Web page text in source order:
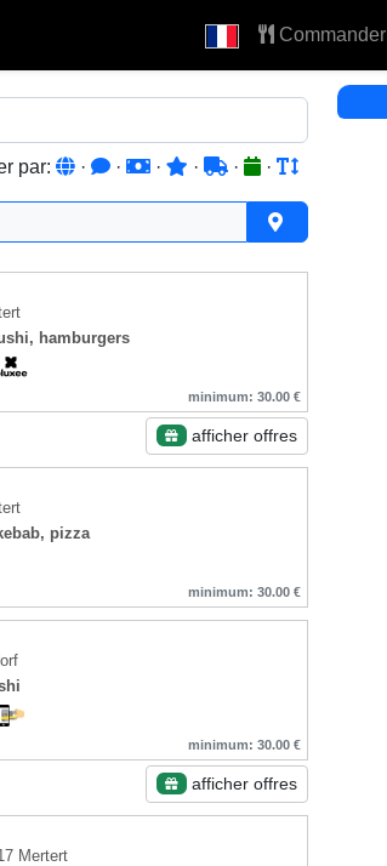
Commander
par: · · · · · ·
hamburgers
minimum: 30.00 €
afficher offres
pizza
minimum: 30.00 €
minimum: 30.00 €
afficher offres
Mertert